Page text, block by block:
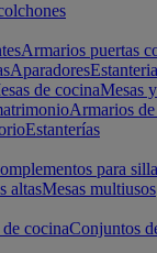
Armarios puertas
Aparadores
de cocinaMesas
Armarios
Estanterías
para
altasMesas multiusos
cocinaConjuntos